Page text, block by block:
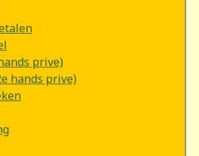
prive)
hands prive)